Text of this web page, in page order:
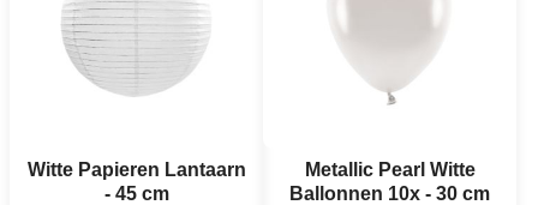
Witte Papieren Lantaarn
- 45 cm
Metallic Pearl Witte
Ballonnen 10x - 30 cm